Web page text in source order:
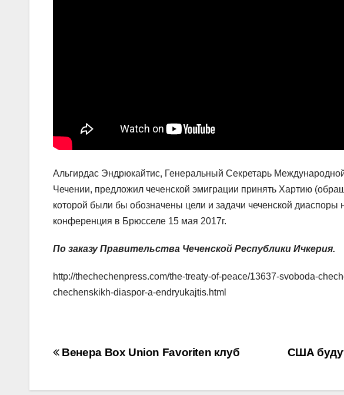
Альгирдас Эндрюкайтис, Генеральный Секретарь
Чечении, предложил чеченской эмиграции принять Хартию
которой были бы обозначены цели и задачи чеченской
конференция в Брюсселе 15 мая 2017г.
По заказу Правительства Чеченской Республики Ичкерия.
http://thechechenpress.com/the-treaty-of-peace/13637-svoboda-
chechenskikh-diaspor-a-endryukajtis.html
Навигация
США
Венера Box Union Favoriten клуб